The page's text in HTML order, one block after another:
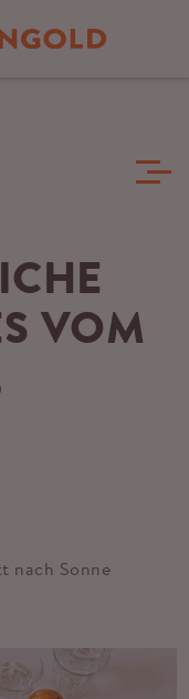
VOM
nach Sonne